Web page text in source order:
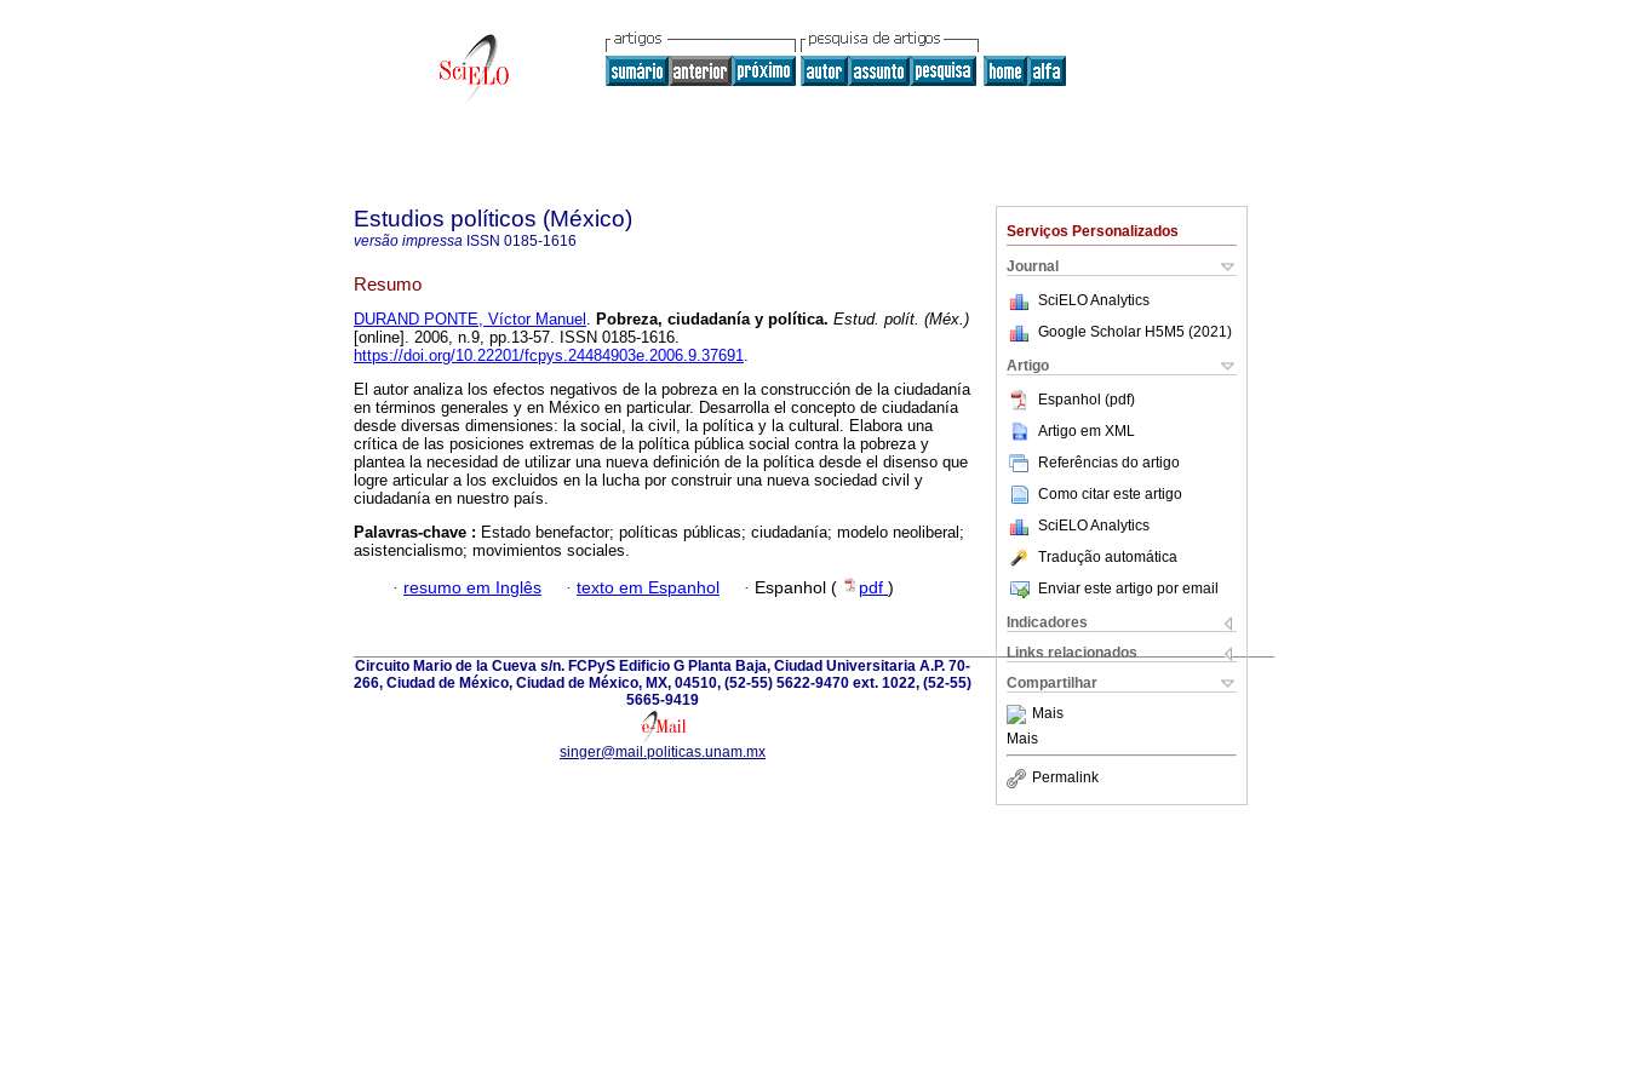
Serviços Personalizados
Journal
SciELO Analytics
Google Scholar H5M5 (2021 )
Artigo
Espanhol (pdf)
Artigo em XML
Referências do artigo
Como citar este artigo
SciELO Analytics
Tradução automática
Enviar este artigo por email
Indicadores
Links relacionados
Compartilhar
Mais
Mais
Permalink
Estudios políticos (México)
versão impressa ISSN 0185-1616
Resumo
DURAND PONTE, Víctor Manuel . Pobreza, ciudadanía y política. Estud. polít. (Méx.)
[online]. 2006, n.9, pp.13-57. ISSN 0185-1616.
https://doi.org/10.22201/fcpys.24484903e.2006.9.37691.
El autor analiza los efectos negativos de la pobreza en la construcción de la ciudadanía
en términos generales y en México en particular. Desarrolla el concepto de ciudadanía
desde diversas dimensiones: la social, la civil, la política y la cultural. Elabora una
crítica de las posiciones extremas de la política pública social contra la pobreza y
plantea la necesidad de utilizar una nueva definición de la política desde el disenso que
logre articular a los excluidos en la lucha por construir una nueva sociedad civil y
ciudadanía en nuestro país.
Palavras-chave : Estado benefactor; políticas públicas; ciudadanía; modelo neoliberal;
asistencialismo; movimientos sociales.
· resumo em Inglês · texto em Espanhol · Espanhol ( pdf )
Circuito Mario de la Cueva s/n. FCPyS Edificio G Planta Baja, Ciudad Universitaria A.P. 70-
266, Ciudad de México, Ciudad de México, MX, 04510, (52-55) 5622-9470 ext. 1022, (52-55)
5665-9419
singer@mail.politicas.unam.mx